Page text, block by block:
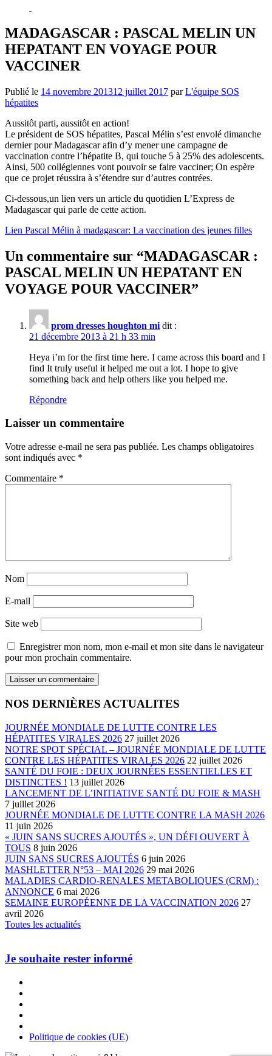
MADAGASCAR : PASCAL MELIN UN
HEPATANT EN VOYAGE POUR
VACCINER
Publié le 14 novembre 201312 juillet 2017 parL'équipe SOS
hépatites
Aussitôt parti, aussitôt en action!
Le président de SOS hépatites, Pascal Mélin s’est envolé dimanche
dernier pour Madagascar afin d’y mener une campagne de
vaccination contre l’hépatite B, qui touche 5 à 25% des adolescents.
Ainsi, 500 collégiennes vont pouvoir se faire vacciner; On espère
que ce projet réussira à s’étendre sur d’autres contrées.
Ci-dessous,un lien vers un article du quotidien L’Express de
Madagascar qui parle de cette action.
Lien Pascal Mélin à madagascar: La vaccination des jeunes filles
Un commentaire sur “MADAGASCAR :
PASCAL MELIN UN HEPATANT EN
VOYAGE POUR VACCINER”
prom dresses houghton mi dit :
21 décembre 2013 à 21 h 33 min
Heya i’m for the first time here. I came across this board and I
find It truly useful it helped me out a lot. I hope to give
something back and help others like you helped me.
Répondre
Laisser un commentaire
Votre adresse e-mail ne sera pas publiée. Les champs obligatoires
sont indiqués avec *
Commentaire *
Nom
E-mail
Site web
Enregistrer mon nom, mon e-mail et mon site dans le navigateur
pour mon prochain commentaire.
NOS DERNIÈRES ACTUALITES
JOURNÉE MONDIALE DE LUTTE CONTRE LES
HÉPATITES VIRALES 2026 27 juillet 2026
NOTRE SPOT SPÉCIAL – JOURNÉE MONDIALE DE LUTTE
CONTRE LES HÉPATITES VIRALES 2026 22 juillet 2026
SANTÉ DU FOIE : DEUX JOURNÉES ESSENTIELLES ET
DISTINCTES ! 13 juillet 2026
LANCEMENT DE L’INITIATIVE SANTÉ DU FOIE & MASH
7 juillet 2026
JOURNÉE MONDIALE DE LUTTE CONTRE LA MASH 2026
11 juin 2026
« JUIN SANS SUCRES AJOUTÉS », UN DÉFI OUVERT À
TOUS 8 juin 2026
JUIN SANS SUCRES AJOUTÉS 6 juin 2026
MASHLETTER N°53 – MAI 2026 29 mai 2026
MALADIES CARDIO-RENALES METABOLIQUES (CRM) :
ANNONCE 6 mai 2026
SEMAINE EUROPÉENNE DE LA VACCINATION 2026 27
avril 2026
Toutes les actualités
Je souhaite rester informé
Politique de cookies (UE)